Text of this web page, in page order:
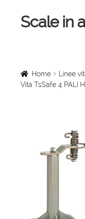
Vai
alla
Vai
al
Scale in
Scale a chiocciola
Scale in legno
Home Linee
Vita TsSafe 4 PALI